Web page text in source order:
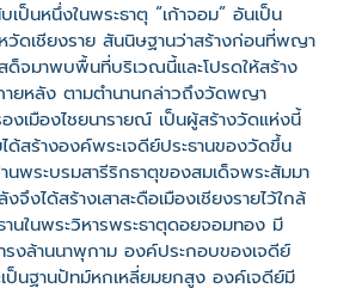
ป็นหนึ่งในพระธาตุ “เก้าจอม” อันเป็น
วัดเชียงราย สันนิษฐานว่าสร้างก่อนที่พญา
สด็จมาพบพื้นที่บริเวณนี้และโปรดให้สร้าง
ายหลัง ตามตํานานกล่าวถึงวัดพญา
งเมืองไชยนารายณ์ เป็นผู้สร้างวัดแห่งนี้
ด้สร้างองค์พระเจดีย์ประธานของวัดขึ้น
นพระบรมสารีริกธาตุของสมเด็จพระสัมมา
จึงได้สร้างเสาสะดือเมืองเชียงรายไว้ใกล้
านในพระวิหารพระธาตุดอยจอมทอง มี
งล้านนาพุกาม องค์ประกอบของเจดีย์
นฐานปัทม์หกเหลี่ยมยกสูง องค์เจดีย์มี